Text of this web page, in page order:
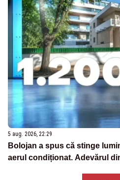
5 aug. 2026, 22:29
Bolojan a spus că stinge
aerul condiționat. Adevărul